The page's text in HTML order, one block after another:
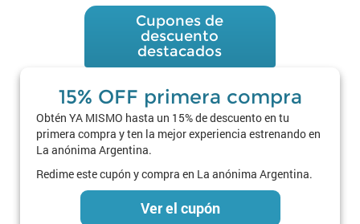
Cupones de
descuento
destacados
15% OFF primera compra
Obtén YA MISMO hasta un 15% de descuento en tu
primera compra y ten la mejor experiencia estrenando en
La anónima Argentina.
Redime este cupón y compra en La anónima Argentina.
Ver el cupón